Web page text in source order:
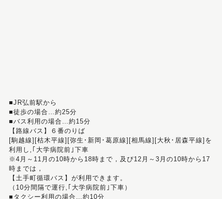
■JR弘前駅から
■徒歩の場合…約25分
■バス利用の場合…約15分
【路線バス】６番のりば
[駒越線][枯木平線][弥生･新岡･葛原線][相馬線][大秋･居森平線]を
利用し,｢大学病院前｣下車
※4月～11月の10時から18時まで，及び12月～3月の10時から17
時までは，
【土手町循環バス】が利用できます。
（10分間隔で運行,｢大学病院前｣下車）
■タクシー利用の場合…約10分